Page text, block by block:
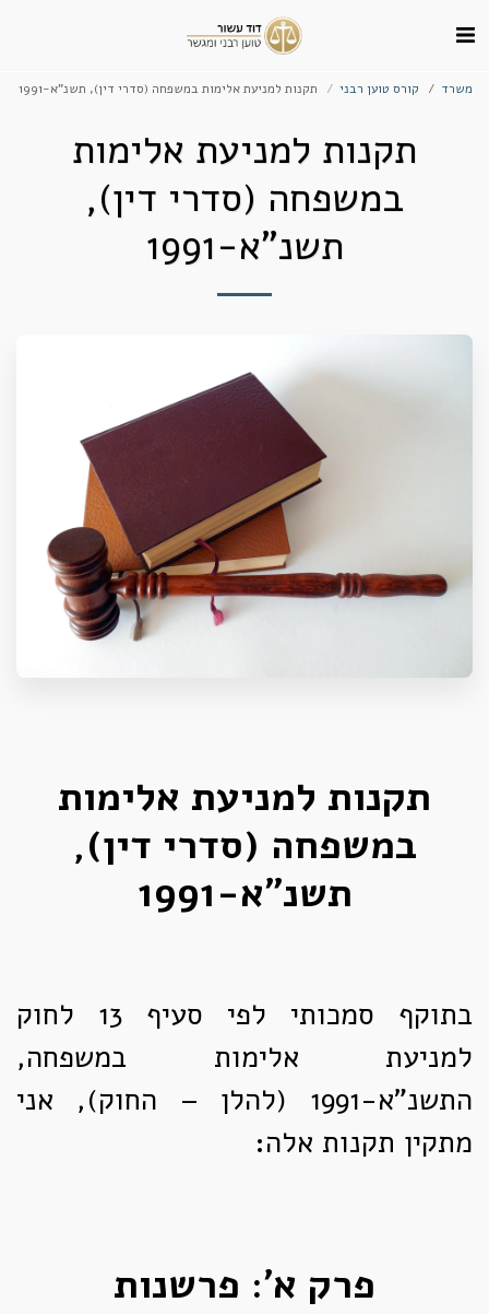
משרד קורס טוען רבני תקנות למניעת אלימות במשפחה (סדרי דין), תשנ"א-1991
תקנות למניעת אלימות
במשפחה (סדרי דין),
תשנ"א-1991
תקנות למניעת אלימות
במשפחה (סדרי דין),
תשנ"א-1991
בתוקף סמכותי לפי סעיף 13 לחוק
למניעת אלימות במשפחה,
התשנ"א-1991 (להלן – החוק), אני
מתקין תקנות אלה:
פרק א': פרשנות